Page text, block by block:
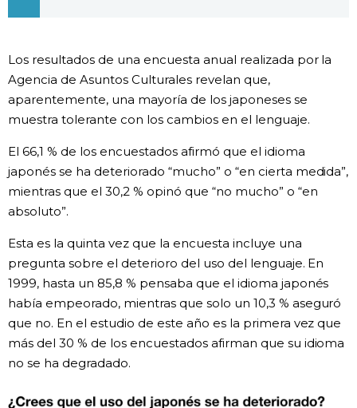
Fragmentos de Japón
Gente
Blog
Tokio
Avisos
Los resultados de una encuesta anual realizada por la
Agencia de Asuntos Culturales revelan que,
aparentemente, una mayoría de los japoneses se
muestra tolerante con los cambios en el lenguaje.
El 66,1 % de los encuestados afirmó que el idioma
japonés se ha deteriorado “mucho” o “en cierta medida”,
mientras que el 30,2 % opinó que “no mucho” o “en
absoluto”.
Esta es la quinta vez que la encuesta incluye una
pregunta sobre el deterioro del uso del lenguaje. En
1999, hasta un 85,8 % pensaba que el idioma japonés
había empeorado, mientras que solo un 10,3 % aseguró
que no. En el estudio de este año es la primera vez que
más del 30 % de los encuestados afirman que su idioma
no se ha degradado.